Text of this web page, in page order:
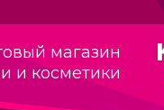
магазин
и косметики